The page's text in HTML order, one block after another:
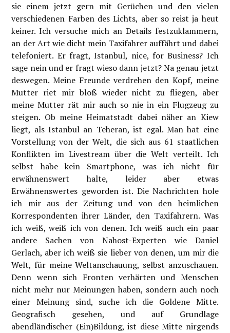
sie einem jetzt gern mit Gerüchen und den vielen
verschiedenen Farben des Lichts, aber so reist ja heut
keiner. Ich versuche mich an Details festzuklammern,
an der Art wie dicht mein Taxifahrer auffährt und dabei
telefoniert. Er fragt, Istanbul, nice, for Business? Ich
sage nein und er fragt wieso dann jetzt? Na genau jetzt
deswegen. Meine Freunde verdrehen den Kopf, meine
Mutter riet mir bloß wieder nicht zu fliegen, aber
meine Mutter rät mir auch so nie in ein Flugzeug zu
steigen. Ob meine Heimatstadt dabei näher an Kiew
liegt, als Istanbul an Teheran, ist egal. Man hat eine
Vorstellung von der Welt, die sich aus 61 staatlichen
Konflikten im Livestream über die Welt verteilt. Ich
selbst habe kein Smartphone, was ich nicht für
erwähnenswert halte, leider aber etwas
Erwähnenswertes geworden ist. Die Nachrichten hole
ich mir aus der Zeitung und von den heimlichen
Korrespondenten ihrer Länder, den Taxifahrern. Was
ich weiß, weiß ich von denen. Ich weiß auch ein paar
andere Sachen von Nahost-Experten wie Daniel
Gerlach, aber ich weiß sie lieber von denen, um mir die
Welt, für meine Weltanschauung, selbst anzuschauen.
Denn wenn sich Fronten verhärten und Menschen
nicht mehr nur Meinungen haben, sondern auch noch
einer Meinung sind, suche ich die Goldene Mitte.
Geografisch gesehen, und auf Grundlage
abendländischer (Ein)Bildung, ist diese Mitte nirgends